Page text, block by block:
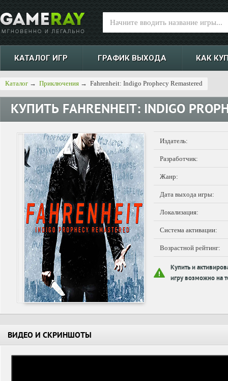
КАТАЛОГ ИГР ГРАФИК ВЫХОДА КАК
Каталог → Приключения → Fahrenheit: Indigo Prophecy Remastered
КУПИТЬ FAHRENHEIT: INDIGO
Издатель:
Разработчик:
Жанр:
Дата выхода игры:
Локализация:
Система активации:
Возрастной рейтинг:
Купить и
игру возможно на
ВИДЕО И СКРИНШОТЫ